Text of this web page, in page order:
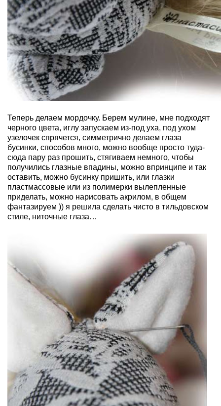
Теперь делаем мордочку. Берем мулине, мне подходят
черного цвета, иглу запускаем из-под уха, под ухом
узелочек спрячется, симметрично делаем глаза
бусинки, способов много, можно вообще просто туда-
сюда пару раз прошить, стягиваем немного, чтобы
получились глазные впадины, можно впринципе и так
оставить, можно бусинку пришить, или глазки
пластмассовые или из полимерки вылепленные
приделать, можно нарисовать акрилом, в общем
фантазируем )) я решила сделать чисто в тильдовском
стиле, ниточные глаза…